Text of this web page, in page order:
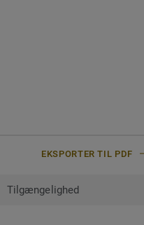
EKSPORTER TIL PDF
Tilgængelighed